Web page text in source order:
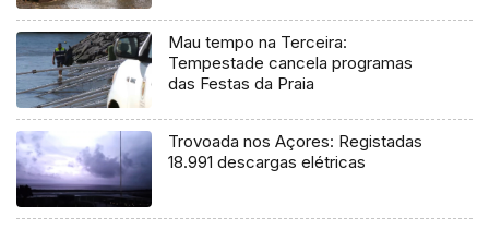
Mau tempo na Terceira:
Tempestade cancela programas
das Festas da Praia
Trovoada nos Açores: Registadas
18.991 descargas elétricas